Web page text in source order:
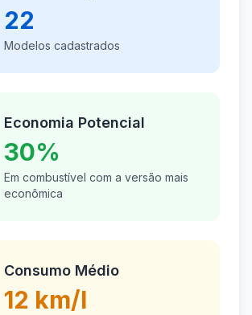
22
Modelos cadastrados
Economia Potencial
30%
Em combustível com a versão mais
econômica
Consumo Médio
12 km/l